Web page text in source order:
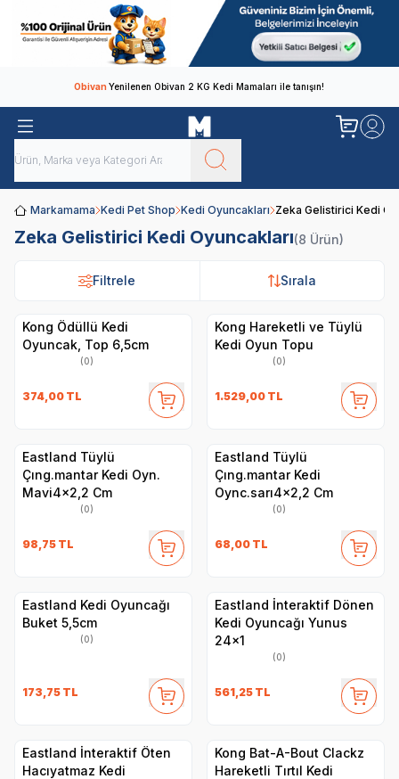
ObivanYenilenen Obivan 2 KG Kedi Mamaları ile tanışın!
Markamama Kedi Pet Shop Kedi Oyuncakları Zeka Gelistirici Kedi
Zeka Gelistirici Kedi Oyuncakları(8 Ürün)
Filtrele Sırala
Filtrele Sırala
Kong Ödüllü Kedi
Oyuncak, Top 6,5cm
(0)
374,00 TL
Kong Hareketli ve Tüylü
Kedi Oyun Topu
(0)
1.529,00 TL
Eastland Tüylü
Çıng.mantar Kedi Oyn.
Mavi4x2,2 Cm
(0)
98,75 TL
Eastland Tüylü
Çıng.mantar Kedi
Oync.sarı4x2,2 Cm
(0)
68,00 TL
Eastland Kedi Oyuncağı
Buket 5,5cm
(0)
173,75 TL
Eastland İnteraktif Dönen
Kedi Oyuncağı Yunus
24x1
(0)
561,25 TL
Eastland İnteraktif Öten
Hacıyatmaz Kedi
Kong Bat-A-Bout Clackz
Hareketli Tırtıl Kedi